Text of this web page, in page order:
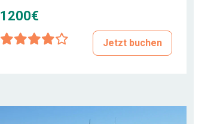
1200€
Jetzt buchen